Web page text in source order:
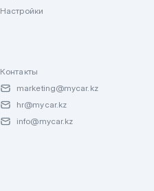
Настройки
Контакты
marketing@mycar.kz
hr@mycar.kz
info@mycar.kz